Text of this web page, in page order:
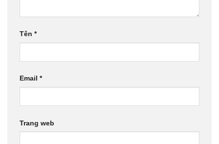
Tên *
Email *
Trang web